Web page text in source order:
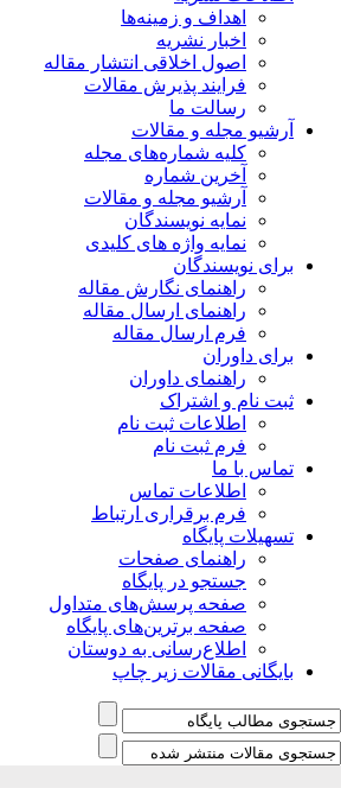
اهداف و زمینه‌ها
اخبار نشریه
اصول اخلاقی انتشار مقاله
فرایند پذیرش مقالات
رسالت ما
آرشیو مجله و مقالات
کلیه شماره‌های مجله
آخرین شماره
آرشیو مجله و مقالات
نمایه نویسندگان
نمایه واژه های کلیدی
برای نویسندگان
راهنمای نگارش مقاله
راهنمای ارسال مقاله
فرم ارسال مقاله
برای داوران
راهنمای داوران
ثبت نام و اشتراک
اطلاعات ثبت نام
فرم ثبت نام
تماس با ما
اطلاعات تماس
فرم برقراری ارتباط
تسهیلات پایگاه
راهنمای صفحات
جستجو در پایگاه
صفحه پرسش‌های متداول
صفحه برترین‌های پایگاه
اطلاع‌رسانی به دوستان
بایگانی مقالات زیر چاپ